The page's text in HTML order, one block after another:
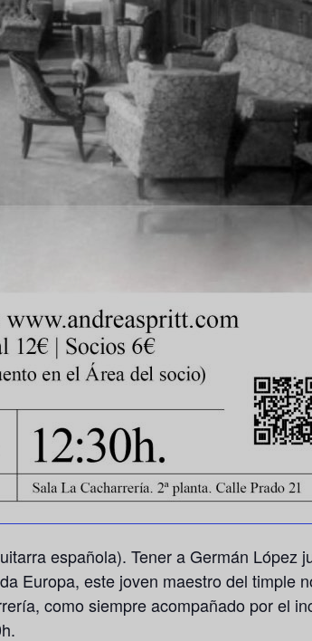
española). Tener a Germán López
Europa, este joven maestro del timple
como siempre acompañado por el